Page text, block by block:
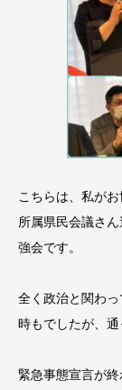
こちらは、私が
所属県民会議さ
強会です。
全く政治と関わ
時もでしたが、通
緊急事態宣言が